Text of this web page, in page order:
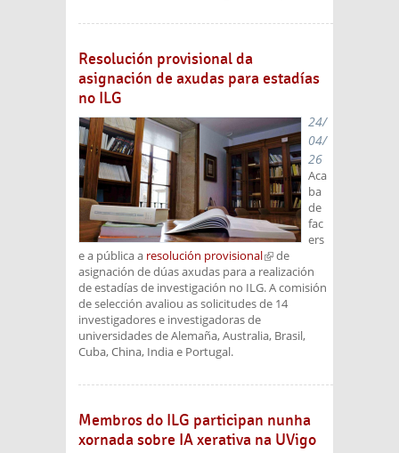
Resolución provisional da
asignación de axudas para estadías
no ILG
24/
04/
26
Aca
ba
de
fac
ers
e a pública a resolución provisional(link is
external)
de
asignación de dúas axudas para a realización
de estadías de investigación no ILG. A comisión
de selección avaliou as solicitudes de 14
investigadores e investigadoras de
universidades de Alemaña, Australia, Brasil,
Cuba, China, India e Portugal.
Membros do ILG participan nunha
xornada sobre IA xerativa na UVigo